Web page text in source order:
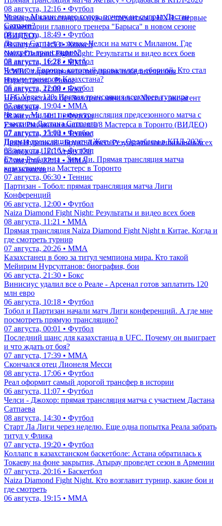
08 августа, 12:16 • Футбол
Молодым казахстанцам нужно стремиться в НХЛ – первые
комментарии главного тренера "Барыса" в новом сезоне
(ВИДЕО)
08 августа, 11:53 • Хоккей
Naiza Diamond Fight Night: Результаты и видео всех боев
08 августа, 11:21 • ММА
В WBC гарантировали титульник победителю боя
Нурсултанов - Рамос
08 августа, 11:08 • Бокс
Неймар остался без Золотого мяча из-за Месси - экс-агент
бразильца
08 августа, 10:11 • Футбол
Елена Рыбакина вышла в 1/8 Мастерса в Торонто (ВИДЕО)
07 августа, 23:14 • Теннис
Дияр Нургожай - Бруно Лопес: Результаты взвешивания всех
бойцов на UFC Vegas 120
07 августа, 22:11 • ММА
еще новости
Челси - Милан: видео голов, почему не сыграл Дастан
Сатпаев?
08 августа, 18:49 • Футбол
Дастан Сатпаев в заявке Челси на матч с Миланом. Где
смотреть трансляцию?
08 августа, 16:28 • Футбол
Чемпион Европы, который провалился в сборной. Кто стал
новым тренером Казахстана?
06 августа, 22:00 • Футбол
UFC Vegas 120: Прямая трансляция всех боев турнира
07 августа, 19:04 • ММА
Челси - Милан: прямая трансляция предсезонного матча с
участием Дастана Сатпаева
07 августа, 15:00 • Футбол
Прямая трансляция матча Жетысу - Ордабасы в КПЛ-2026
08 августа, 12:16 • Футбол
Елена Рыбакина - Энн Ли. Прямая трансляция матча
казахстанки на Мастерс в Торонто
07 августа, 06:30 • Теннис
Партизан - Тобол: прямая трансляция матча Лиги
Конференций
06 августа, 12:00 • Футбол
Naiza Diamond Fight Night: Результаты и видео всех боев
08 августа, 11:21 • ММА
Прямая трансляция Naiza Diamond Fight Night в Китае. Когда и
где смотреть турнир
07 августа, 20:26 • ММА
Казахстанец в бою за титул чемпиона мира. Кто такой
Мейирим Нурсултанов: биография, бои
06 августа, 21:30 • Бокс
Винисиус удалил все о Реале - Арсенал готов заплатить 120
млн евро
06 августа, 10:18 • Футбол
Тобол и Партизан начали матч Лиги конференций. А где мне
посмотреть прямую трансляцию?
07 августа, 00:01 • Футбол
Последний шанс для казахстанца в UFC. Почему он выиграет
и что ждать от боя?
07 августа, 17:39 • ММА
Скончался отец Лионеля Месси
08 августа, 17:06 • Футбол
Реал оформит самый дорогой трансфер в истории
06 августа, 11:07 • Футбол
Челси - Джохор: прямая трансляция матча с участием Дастана
Сатпаева
08 августа, 14:30 • Футбол
Старт Ла Лиги через неделю. Еще одна попытка Реала забрать
титул у Флика
07 августа, 19:20 • Футбол
Коллапс в казахстанском баскетболе: Астана обратилась к
Токаеву на фоне закрытия, Атырау проведет сезон в Армении
07 августа, 20:16 • Баскетбол
Naiza Diamond Fight Night. Кто возглавит турнир, какие бои и
где смотреть
06 августа, 19:15 • ММА